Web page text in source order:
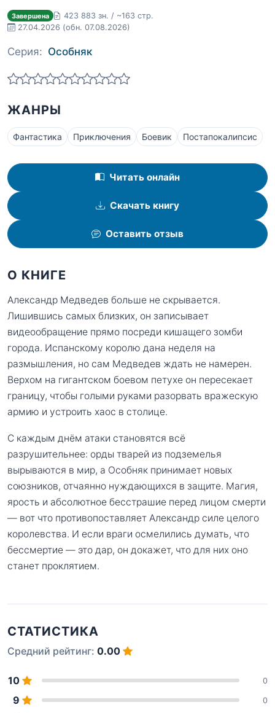
Завершена
423 883 зн. / ~163 стр.
27.04.2026 (обн. 07.08.2026)
Серия: Особняк
ЖАНРЫ
Фантастика Приключения Боевик Постапокалипсис
Читать онлайн
Скачать книгу
Оставить отзыв
О КНИГЕ
Александр Медведев больше не скрывается.
Лишившись самых близких, он записывает
видеообращение прямо посреди кишащего зомби
города. Испанскому королю дана неделя на
размышления, но сам Медведев ждать не намерен.
Верхом на гигантском боевом петухе он пересекает
границу, чтобы голыми руками разорвать вражескую
армию и устроить хаос в столице.
С каждым днём атаки становятся всё
разрушительнее: орды тварей из подземелья
вырываются в мир, а Особняк принимает новых
союзников, отчаянно нуждающихся в защите. Магия,
ярость и абсолютное бесстрашие перед лицом смерти
— вот что противопоставляет Александр силе целого
королевства. И если враги осмелились думать, что
бессмертие — это дар, он докажет, что для них оно
станет проклятием.
СТАТИСТИКА
Средний рейтинг: 0.00
10 0
9 0